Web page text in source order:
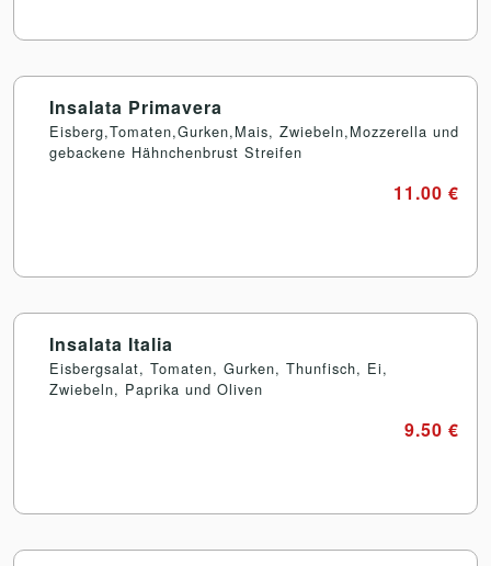
Insalata Primavera
Eisberg,Tomaten,Gurken,Mais, Zwiebeln,Mozzerella und
gebackene Hähnchenbrust Streifen
11.00 €
Insalata Italia
Eisbergsalat, Tomaten, Gurken, Thunfisch, Ei,
Zwiebeln, Paprika und Oliven
9.50 €